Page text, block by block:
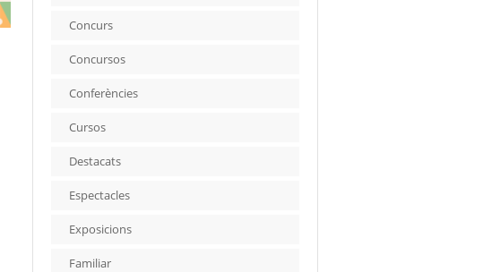
Concurs
Concursos
Conferències
Cursos
Destacats
Espectacles
Exposicions
Familiar